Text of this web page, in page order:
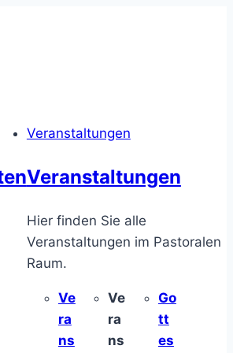
Veranstaltungen
Veranstaltungen
Hier finden Sie alle
Veranstaltungen im Pastoralen
Raum.
Ve
ra
ns
Ve
ra
ns
Go
tt
es